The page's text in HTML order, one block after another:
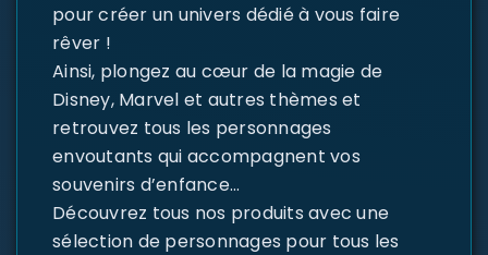
pour créer un univers dédié à vous faire
rêver !
Ainsi, plongez au cœur de la magie de
Disney, Marvel et autres thèmes et
retrouvez tous les personnages
envoutants qui accompagnent vos
souvenirs d’enfance…
Découvrez tous nos produits avec une
sélection de personnages pour tous les